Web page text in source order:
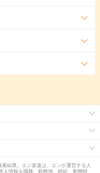
結果。エン派遣は、エンが運営する人
人情報を職種、勤務地、時給、勤務時